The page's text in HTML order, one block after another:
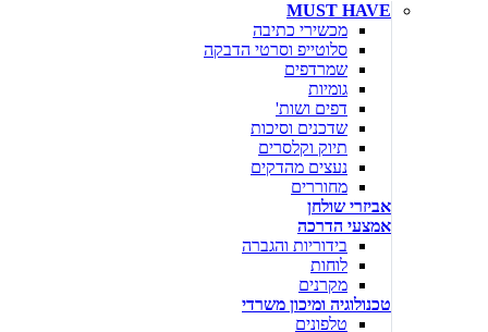
MUST HAVE
מכשירי כתיבה
סלוטייפ וסרטי הדבקה
שמרדפים
גומיות
דפים ושות'
שדכנים וסיכות
תיוק וקלסרים
נעצים מהדקים
מחוררים
אביזרי שולחן
אמצעי הדרכה
בידוריות והגברה
לוחות
מקרנים
טכנולוגיה ומיכון משרדי
טלפונים